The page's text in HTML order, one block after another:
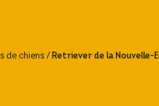
de chiens Retriever de la Nouvelle-